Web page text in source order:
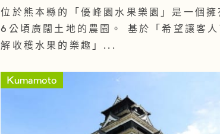
位於熊本縣的「優峰園水果樂園」是一個擁
6公頃廣闊土地的農園。 基於「希望讓客
解收穫水果的樂趣」...
Kumamoto